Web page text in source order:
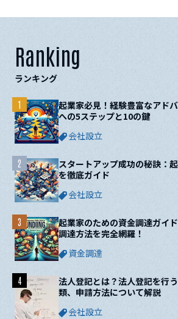
Ranking
ランキング
起業家必見！経験豊富なアド
への5ステップと10の鍵
会社設立
1
スタートアップ成功の秘訣：
を徹底ガイド
会社設立
2
起業家のための資金調達ガイ
調達方法を完全網羅！
資金調達
3
法人登記とは？法人登記を行
類、申請方法について解説
会社設立
4